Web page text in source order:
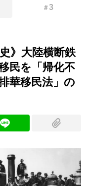
＃3
》大陸横断鉄
民を「帰化不
華移民法」の